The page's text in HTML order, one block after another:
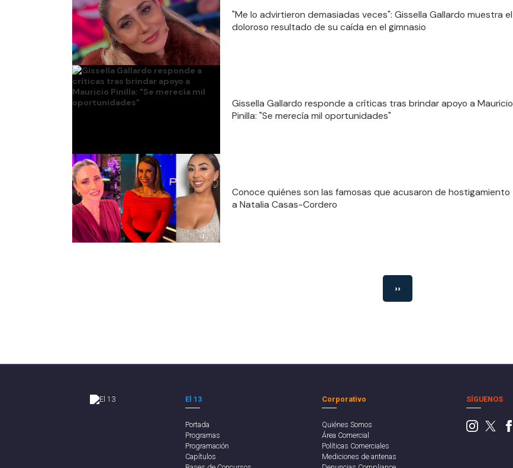
"Me lo advirtieron demasiadas veces": Gissella Gallardo muestra el
doloroso resultado de su caída en el gimnasio
Gissella Gallardo responde a críticas tras brindar apoyo a Mauricio
Pinilla: "Se merecía mil oportunidades"
Conoce quiénes son las famosas que acusaron de hostigamiento
a Natalia Casas-Cordero
››
El 13
Portada
Programas
Programación
Capítulos
Corporativo
Quiénes Somos
Área Comercial
Políticas Comerciales
Mediciones de antenas
SÍGUENOS